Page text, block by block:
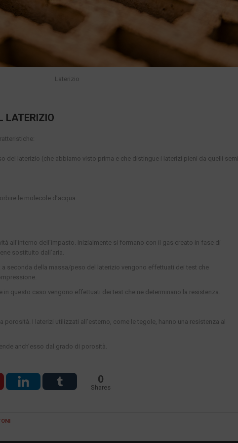
Laterizio
LATERIZIO
del laterizio (che abbiamo visto prima e che distingue i laterizi pieni da quelli semi
le molecole d’acqua.
all’interno dell’impasto. Inizialmente si formano con il gas creato in fase di
sostituito dall’aria.
: a seconda della massa/peso del laterizio vengono effettuati dei test che
in questo caso vengono effettuati dei test che ne determinano la resistenza.
porosità. I laterizi utilizzati all’esterno, come le tegole, hanno una resistenza al
anch’esso dal grado di porosità.
0
Shares